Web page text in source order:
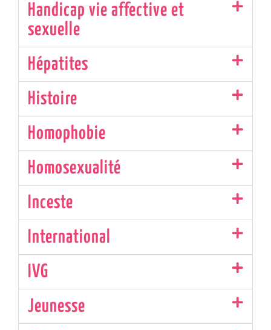
Handicap vie affective et
sexuelle
Hépatites
Histoire
Homophobie
Homosexualité
Inceste
International
IVG
Jeunesse